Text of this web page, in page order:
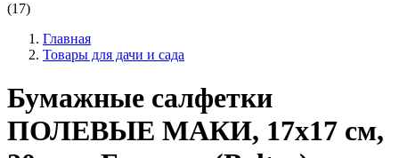
(17)
Главная
Товары для дачи и сада
Бумажные салфетки
ПОЛЕВЫЕ МАКИ, 17х17 см,